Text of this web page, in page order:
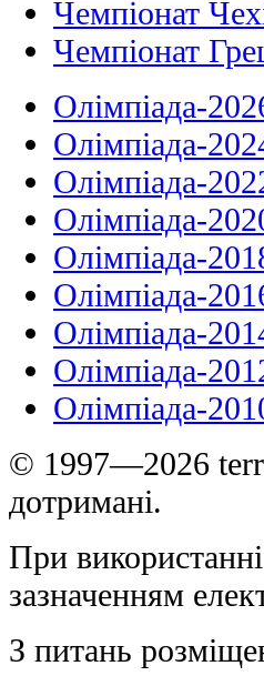
Чемпіонат
Чемпіонат
Олімпіада-
Олімпіада-
Олімпіада-
Олімпіада-
Олімпіада-
Олімпіада-
Олімпіада-
Олімпіада-
Олімпіада-
© 1997—2026
дотримані.
При
зазначенням
З питань